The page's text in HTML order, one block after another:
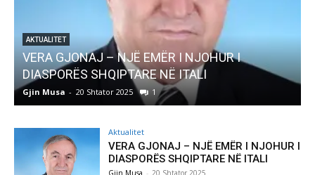
AKTUALITET
Pregaditi Gjin Musa-Rome- Shtator 2025
Gjin Musa - 8 Shtator 2025
Aktualitet
VERA GJONAJ – NJË EMËR I NJOHUR I
DIASPORËS SHQIPTARE NË ITALI
Gjin Musa - 20 Shtator 2025